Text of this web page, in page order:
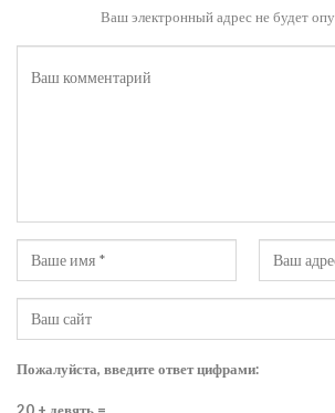
Ваш электронный адрес не будет
Пожалуйста, введите ответ цифрами: